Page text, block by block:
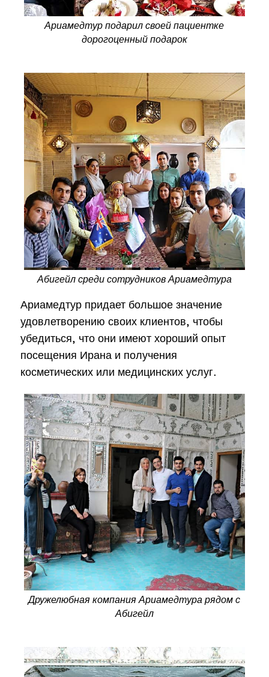
Ариамедтур подарил своей пациентке
дорогоценный подарок
Абигейл среди сотрудников Ариамедтура
Ариамедтур придает большое значение
удовлетворению своих клиентов, чтобы
убедиться, что они имеют хороший опыт
посещения Ирана и получения
косметических или медицинских услуг.
Дружелюбная компания Ариамедтура рядом с
Абигейл